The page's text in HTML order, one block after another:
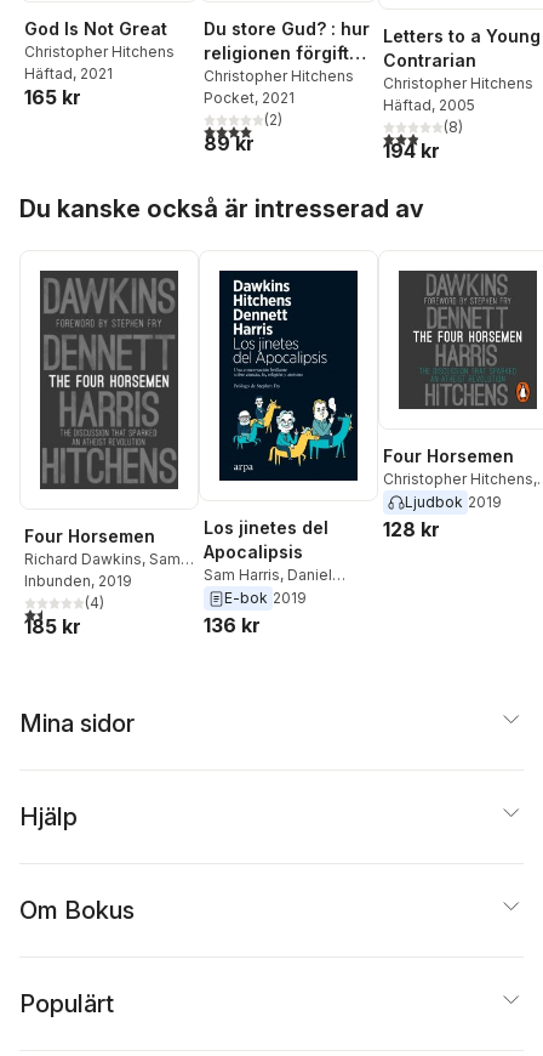
God Is Not Great
Christopher Hitchens
Häftad, 2021
165 kr
Du store Gud? : hur
religionen förgiftar
allt
Christopher Hitchens
Pocket, 2021
4,0utav 5 stjärnor. Totalt antal röster:
(2)
89 kr
Letters to a Young
Contrarian
Christopher Hitchens
Häftad, 2005
2,9utav 5 stjärnor.
(8)
194 kr
Du kanske också är intresserad av
Four Horsemen
Richard Dawkins, Sam
Harris,Daniel C.
Dennett,Christopher
Hitchens
Inbunden, 2019
1,5utav 5 stjärnor. Totalt antal röster:
(4)
185 kr
Los jinetes del
Apocalipsis
Sam Harris, Daniel
Dennett, Christopher
Hitchens
E-bok 2019
136 kr
Four Horsemen
Christopher Hitchens,
Daniel C. Dennett
Harris,Richard
Ljudbok 2019
128 kr
Mina sidor
Hjälp
Om Bokus
Populärt